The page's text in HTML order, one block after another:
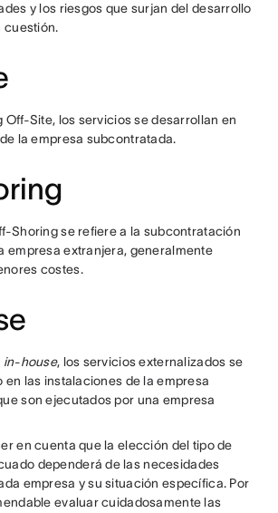
y los riesgos que surjan del desarrollo
cuestión.
Off-Site, los servicios se desarrollan en
la empresa subcontratada.
Shoring se refiere a la subcontratación
empresa extranjera, generalmente
costes.
in-house, los servicios externalizados se
en las instalaciones de la empresa
son ejecutados por una empresa
en cuenta que la elección del tipo de
dependerá de las necesidades
empresa y su situación específica. Por
evaluar cuidadosamente las